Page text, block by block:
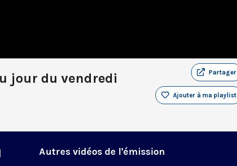
jour du vendredi Partager
Ajouter à ma playlist
Autres vidéos de l'émission